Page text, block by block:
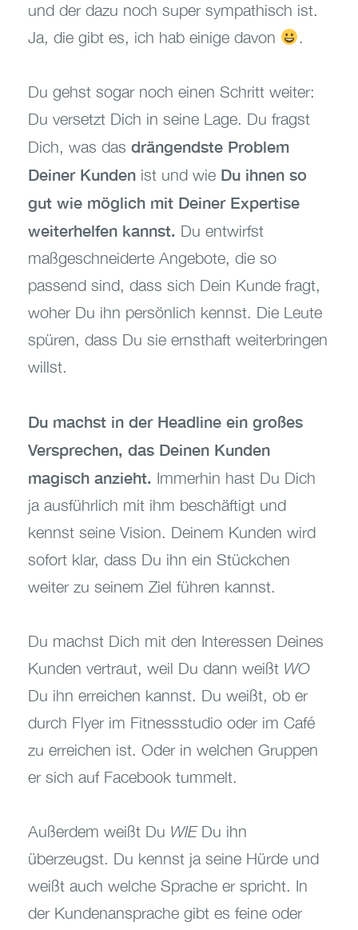
und der dazu noch super sympathisch ist.
Ja, die gibt es, ich hab einige davon
.
Du gehst sogar noch einen Schritt weiter:
Du versetzt Dich in seine Lage. Du fragst
Dich, was das drängendste Problem
Deiner Kunden ist und wie Du ihnen so
gut wie möglich mit Deiner Expertise
weiterhelfen kannst. Du entwirfst
maßgeschneiderte Angebote, die so
passend sind, dass sich Dein Kunde fragt,
woher Du ihn persönlich kennst. Die Leute
spüren, dass Du sie ernsthaft weiterbringen
willst.
Du machst in der Headline ein großes
Versprechen, das Deinen Kunden
magisch anzieht. Immerhin hast Du Dich
ja ausführlich mit ihm beschäftigt und
kennst seine Vision. Deinem Kunden wird
sofort klar, dass Du ihn ein Stückchen
weiter zu seinem Ziel führen kannst.
Du machst Dich mit den Interessen Deines
Kunden vertraut, weil Du dann weißt WO
Du ihn erreichen kannst. Du weißt, ob er
durch Flyer im Fitnessstudio oder im Café
zu erreichen ist. Oder in welchen Gruppen
er sich auf Facebook tummelt.
Außerdem weißt Du WIEDu ihn
überzeugst. Du kennst ja seine Hürde und
weißt auch welche Sprache er spricht. In
der Kundenansprache gibt es feine oder